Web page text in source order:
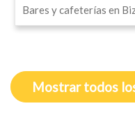
Bares y cafeterías en
Mostrar todos